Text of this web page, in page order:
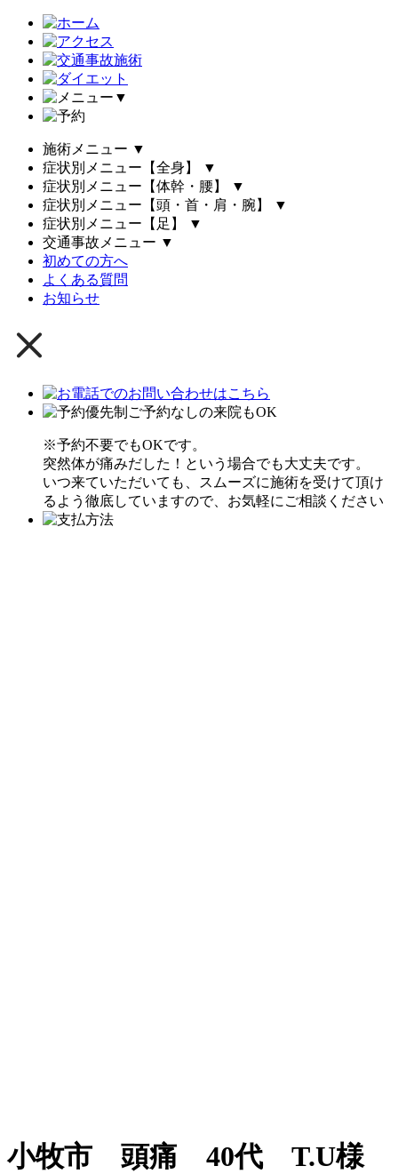
▼
施術メニュー ▼
症状別メニュー【全身】
▼
症状別メニュー【体幹・腰】
▼
症状別メニュー【頭・首・肩・腕】
▼
症状別メニュー【足】
▼
交通事故メニュー ▼
初めての方へ
よくある質問
お知らせ
※予約不要でもOKです。
突然体が痛みだした！という場合でも大丈夫です。
いつ来ていただいても、スムーズに施術を受けて頂け
るよう徹底していますので、お気軽にご相談ください
小牧市 頭痛 40代 T.U様